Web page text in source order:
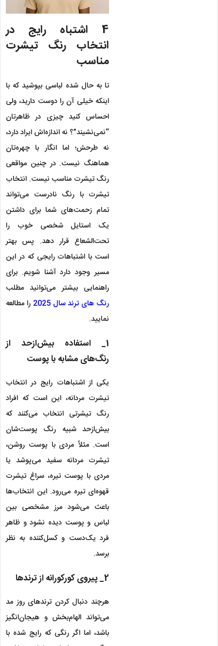
4 اشتباه رایج در
انتخاب رنگ تیشرت
مناسب
تا به حال شده لباسی بپوشید که با
اینکه خیلی آن را دوست دارید، ولی
احساس کنید چیزی در ظاهرتان
“نمی‌نشیند”؟ نه اندازه‌اش ایراد دارد،
نه طرحش؛ اما انگار با چهره‌تان
هماهنگ نیست. در چنین مواقعی
رنگ تیشرت مناسب نیست. انتخاب
تیشرت با رنگ نادرست می‌تواند
تمام زحمت‌های شما برای داشتن
یک استایل شخصی خوب را
تحت‌الشعاع قرار دهد. پس بهتر
است با اشتباهات رایجی که در این
مسیر وجود دارد آشنا شویم. برای
راهنمایی بیشتر می‌توانید مطلب
رنگ های ترند سال 2025
را مطالعه
نمایید.
1_ استفاده بیش‌ازحد از
رنگ‌های مشابه با پوست
یکی از اشتباهات رایج در انتخاب
تیشرت مردانه، این است که افراد
رنگ تیشرتی انتخاب می‌کنند که
بیش‌ازحد شبیه رنگ پوست‌شان
است. مثلاً مردی با پوست روشن،
تیشرت مردانه سفید می‌پوشد یا
مردی با پوست تیره، سراغ تیشرت
قهوه‌ای تیره می‌رود. این انتخاب‌ها
باعث می‌شود مرز مشخصی بین
لباس و پوست دیده نشود و ظاهر
فرد یک‌دست و کسل‌کننده به نظر
برسد.
2_ پیروی کورکورانه از ترندها
هرچند دنبال کردن ترندهای روز مد
می‌تواند الهام‌بخش و هیجان‌انگیز
باشد، اما اگر رنگی که رایج شده با